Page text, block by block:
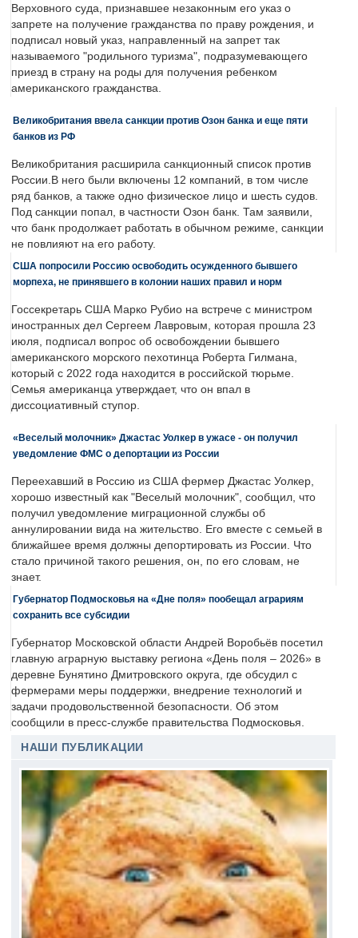
Верховного суда, признавшее незаконным его указ о
запрете на получение гражданства по праву рождения, и
подписал новый указ, направленный на запрет так
называемого "родильного туризма", подразумевающего
приезд в страну на роды для получения ребенком
американского гражданства.
Великобритания ввела санкции против Озон банка и еще пяти
банков из РФ
Великобритания расширила санкционный список против
России.В него были включены 12 компаний, в том числе
ряд банков, а также одно физическое лицо и шесть судов.
Под санкции попал, в частности Озон банк. Там заявили,
что банк продолжает работать в обычном режиме, санкции
не повлияют на его работу.
США попросили Россию освободить осужденного бывшего
морпеха, не принявшего в колонии наших правил и норм
Госсекретарь США Марко Рубио на встрече с министром
иностранных дел Сергеем Лавровым, которая прошла 23
июля, подписал вопрос об освобождении бывшего
американского морского пехотинца Роберта Гилмана,
который с 2022 года находится в российской тюрьме.
Семья американца утверждает, что он впал в
диссоциативный ступор.
«Веселый молочник» Джастас Уолкер в ужасе - он получил
уведомление ФМС о депортации из России
Переехавший в Россию из США фермер Джастас Уолкер,
хорошо известный как "Веселый молочник", сообщил, что
получил уведомление миграционной службы об
аннулировании вида на жительство. Его вместе с семьей в
ближайшее время должны депортировать из России. Что
стало причиной такого решения, он, по его словам, не
знает.
Губернатор Подмосковья на «Дне поля» пообещал аграриям
сохранить все субсидии
Губернатор Московской области Андрей Воробьёв посетил
главную аграрную выставку региона «День поля – 2026» в
деревне Бунятино Дмитровского округа, где обсудил с
фермерами меры поддержки, внедрение технологий и
задачи продовольственной безопасности. Об этом
сообщили в пресс-службе правительства Подмосковья.
НАШИ ПУБЛИКАЦИИ